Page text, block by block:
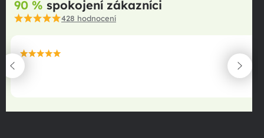
90 % spokojení zákazníci
428 hodnocení
maximální spokojenost
22.06.2025